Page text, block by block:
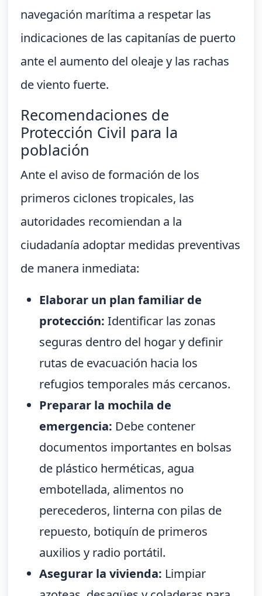
navegación marítima a respetar las
indicaciones de las capitanías de puerto
ante el aumento del oleaje y las rachas
de viento fuerte.
Recomendaciones de
Protección Civil para la
población
Ante el aviso de formación de los
primeros ciclones tropicales, las
autoridades recomiendan a la
ciudadanía adoptar medidas preventivas
de manera inmediata:
Elaborar un plan familiar de
protección: Identificar las zonas
seguras dentro del hogar y definir
rutas de evacuación hacia los
refugios temporales más cercanos.
Preparar la mochila de
emergencia: Debe contener
documentos importantes en bolsas
de plástico herméticas, agua
embotellada, alimentos no
perecederos, linterna con pilas de
repuesto, botiquín de primeros
auxilios y radio portátil.
Asegurar la vivienda: Limpiar